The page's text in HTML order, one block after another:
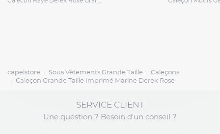
capelstore Sous Vêtements Grande Taille
Caleçons
Caleçon Grande Taille Imprimé Marine Derek Rose
SERVICE CLIENT
Une question ? Besoin d'un conseil ?